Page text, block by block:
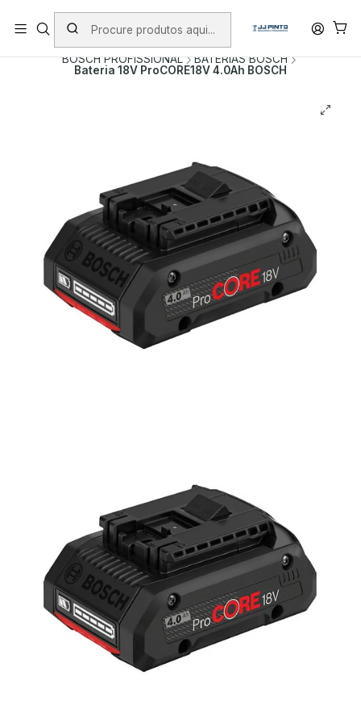
PORTES INCLUÍDOS EM ENCOMENDAS +75€ (excepto ilhas)
Início PRODUTOS
FERRAMENTAS SEM FIO
BOSCH PROFISSIONAL
BATERIAS BOSCH
Bateria 18V ProCORE18V 4.0Ah BOSCH